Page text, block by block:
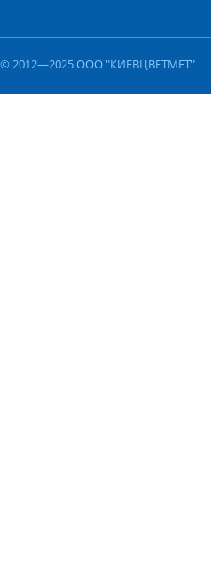
© 2012—2025 ООО "КИЕВЦВЕТМЕТ"